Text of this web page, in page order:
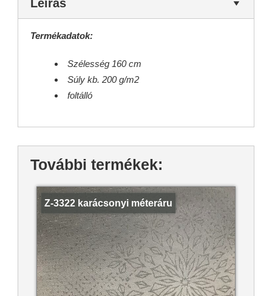
Leírás
Termékadatok:
Szélesség 160 cm
Súly kb. 200 g/m2
foltálló
További termékek:
Z-3322 karácsonyi méteráru